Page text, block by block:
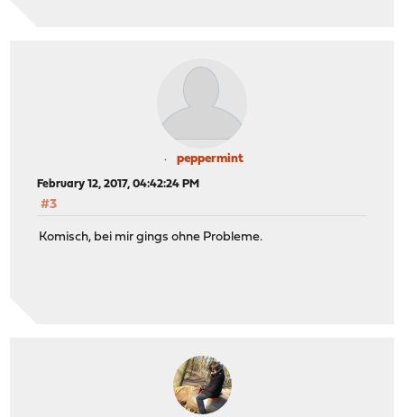
peppermint
February 12, 2017, 04:42:24 PM
#3
Komisch, bei mir gings ohne Probleme.